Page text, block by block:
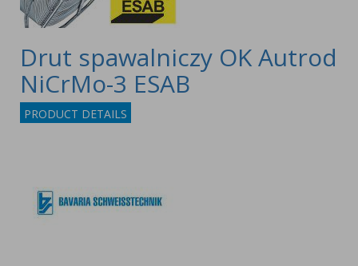
Drut spawalniczy OK Autrod
NiCrMo-3 ESAB
PRODUCT DETAILS